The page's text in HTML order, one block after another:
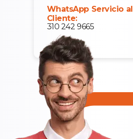
WhatsApp Servicio al
Cliente:
310 242 9665